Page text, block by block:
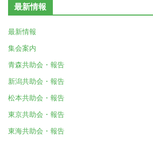
最新情報
最新情報
集会案内
青森共助会・報告
新潟共助会・報告
松本共助会・報告
東京共助会・報告
東海共助会・報告